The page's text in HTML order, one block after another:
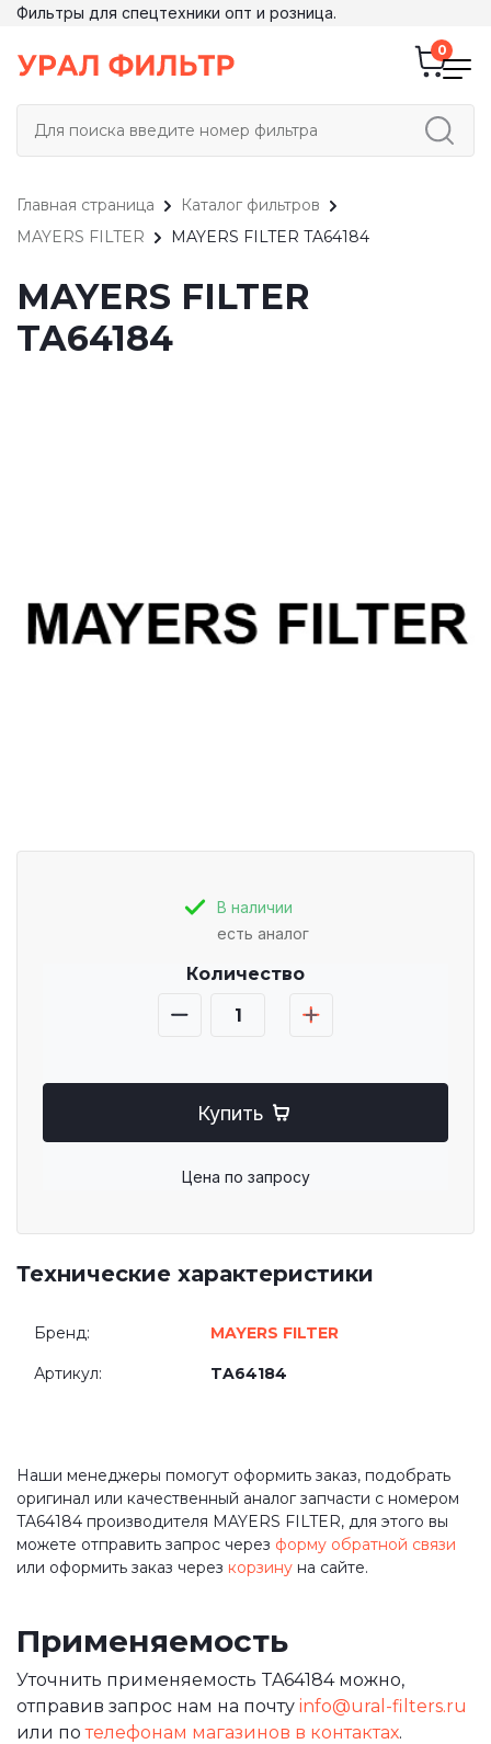
Фильтры для спецтехники опт и розница.
Главная страница
Каталог фильтров
MAYERS FILTER
MAYERS FILTER TA64184
MAYERS FILTER
TA64184
В наличии
есть аналог
Количество
Купить
Цена по запросу
Технические характеристики
Бренд: MAYERS FILTER
Артикул: TA64184
Наши менеджеры помогут оформить заказ, подобрать
оригинал или качественный аналог запчасти с номером
TA64184 производителя MAYERS FILTER, для этого вы
можете отправить запрос через форму обратной связи
или оформить заказ через корзину на сайте.
Применяемость
Уточнить применяемость TA64184 можно,
отправив запрос нам на почту info@ural-filters.ru
или потелефонам магазинов в контактах.